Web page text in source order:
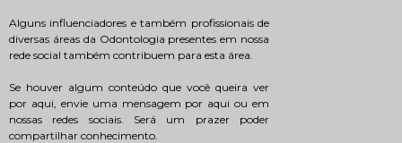
Alguns influenciadores e também profissionais de
diversas áreas da Odontologia presentes em nossa
rede social também contribuem para esta área.
Se houver algum conteúdo que você queira ver
por aqui, envie uma mensagem por aqui ou em
nossas redes sociais. Será um prazer poder
compartilhar conhecimento.